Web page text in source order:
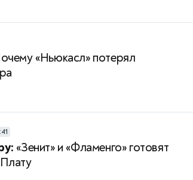
«Ньюкасл» потерял
«Зенит» и «Фламенго» готовят